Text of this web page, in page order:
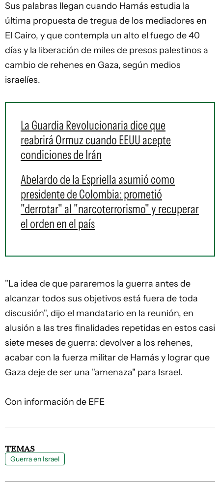
Sus palabras llegan cuando Hamás estudia la
última propuesta de tregua de los mediadores en
El Cairo, y que contempla un alto el fuego de 40
días y la liberación de miles de presos palestinos a
cambio de rehenes en Gaza, según medios
israelíes.
La Guardia Revolucionaria dice que
reabrirá Ormuz cuando EEUU acepte
condiciones de Irán
Abelardo de la Espriella asumió como
presidente de Colombia: prometió
"derrotar" al "narcoterrorismo" y recuperar
el orden en el país
"La idea de que pararemos la guerra antes de
alcanzar todos sus objetivos está fuera de toda
discusión", dijo el mandatario en la reunión, en
alusión a las tres finalidades repetidas en estos casi
siete meses de guerra: devolver a los rehenes,
acabar con la fuerza militar de Hamás y lograr que
Gaza deje de ser una "amenaza" para Israel.
Con información de EFE
TEMAS
Guerra en Israel